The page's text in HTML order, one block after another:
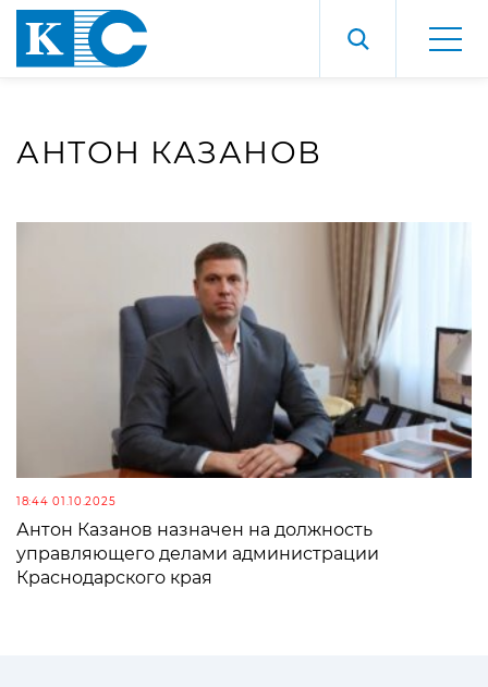
АНТОН КАЗАНОВ
18:44 01.10.2025
Антон Казанов назначен на должность
управляющего делами администрации
Краснодарского края